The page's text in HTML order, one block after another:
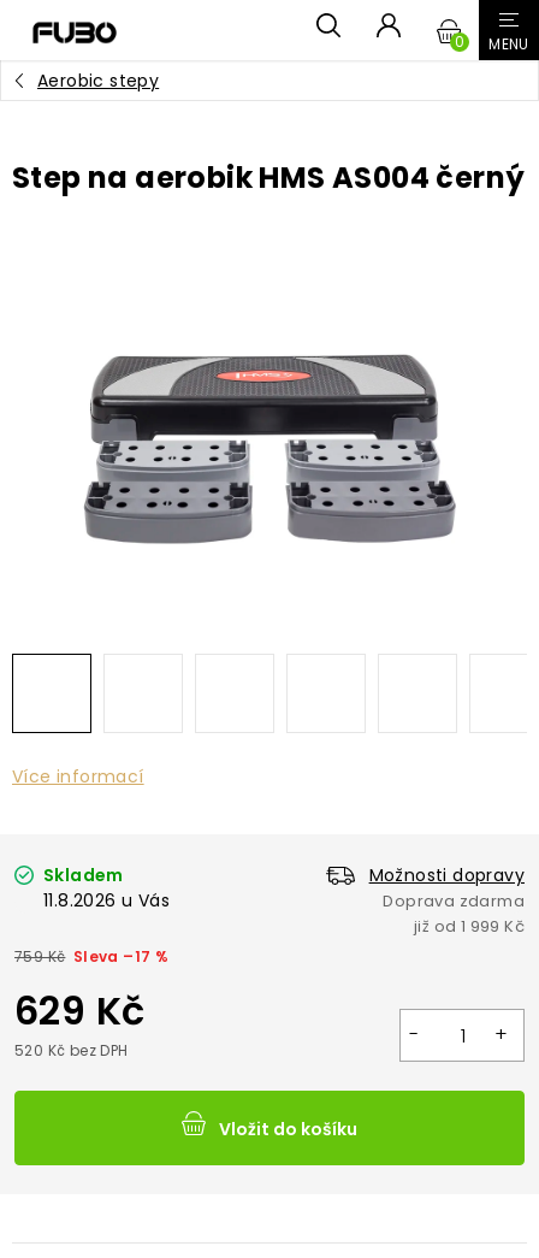
obsah
Aerobic stepy
Step na aerobik HMS AS004 černý
Více informací
Skladem
Možnosti dopravy
11.8.2026
759 Kč –17 %
629 Kč
520 Kč bez DPH
Vložit do košíku